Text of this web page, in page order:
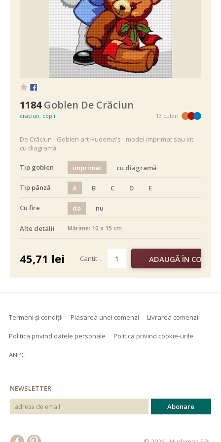
1184Goblen De Crăciun
craciun, copii 13 culori
De Crăciun - Goblen art Hudema's - model imprimat sau kit
cu diagramă
Tip goblen imprimat cu diagramă
Tip pânză A B C D E
Cu fire da nu
alb negru color
Alte detalii Mărime: 10 x 15 cm
45,71 lei Cantitate
Termeni și condiții Plasarea unei comenzi Livrarea comenzii
Politica privind datele personale Politica privind cookie-urile
ANPC
NEWSLETTER